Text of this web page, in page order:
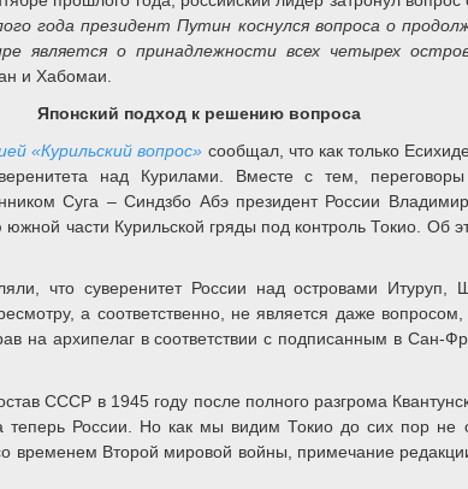
года президент Путин коснулся вопроса о
является о принадлежности всех четырех
и Хабомаи.
Японский подход к решению вопроса
«Курильский вопрос» сообщал, что как только
над Курилами. Вместе с тем,
Суга – Синдзбо Абэ президент России
части Курильской гряды под контроль Токио. Об
что суверенитет России над островами
а соответственно, не является даже вопросом,
на архипелаг в соответствии с подписанным в Сан-
СССР в 1945 году после полного разгрома
России. Но как мы видим Токио до сих пор не
временем Второй мировой войны, примечание